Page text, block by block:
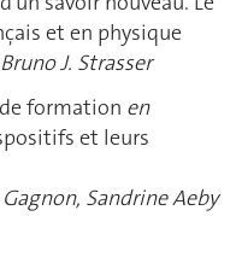
et en physique
J. Strasser
formation en
et leurs
Sandrine Aeby